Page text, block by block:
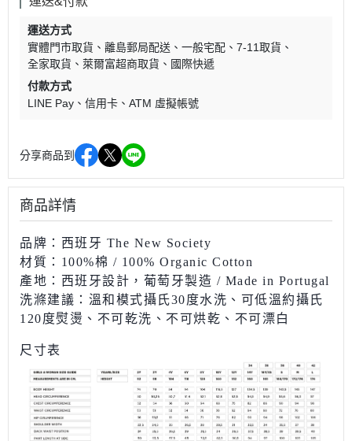
運送方式
實體門市取貨
離島郵局配送 一般宅配
7-11取貨
全家取貨
萊爾富超商取貨
國際快遞
付款方式
LINE Pay
信用卡 ATM 虛擬帳號
分享商品到
商品詳情
品牌：西班牙 The New Society
材質：100%棉 / 100% Organic Cotton
產地：西班牙設計，葡萄牙製造 / Made in Portugal
洗滌建議：溫和模式攝氏30度水洗、 可低溫約攝氏
120度熨燙、 不可乾洗、 不可烘乾 、不可漂白
尺寸表